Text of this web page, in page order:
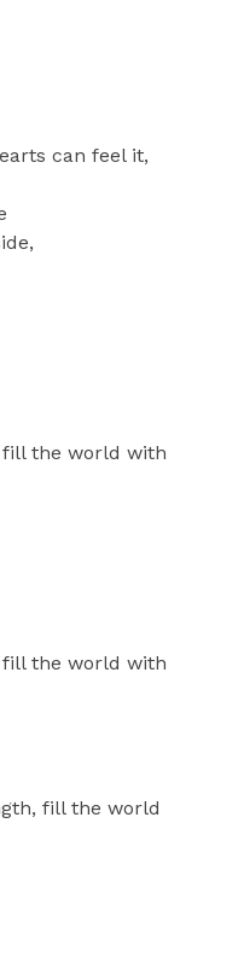
can feel it,
fill the world with
fill the world with
fill the world